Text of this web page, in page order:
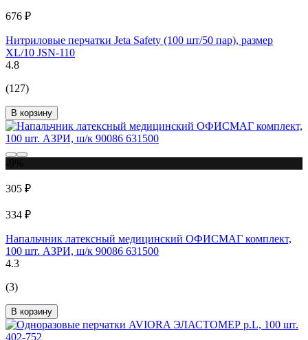
676 ₽
Нитриловые перчатки Jeta Safety (100 шт/50 пар), размер
XL/10 JSN-110
4.8
(127)
В корзину
305 ₽
334 ₽
Напальчник латексный медицинский ОФИСМАГ комплект,
100 шт. АЗРИ, ш/к 90086 631500
4.3
(3)
В корзину